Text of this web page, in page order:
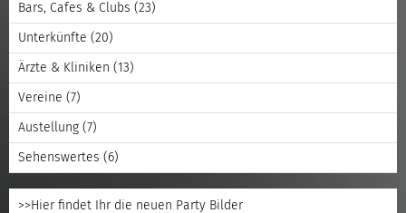
Bars, Cafes & Clubs (23)
Unterkünfte (20)
Ärzte & Kliniken (13)
Vereine (7)
Austellung (7)
Sehenswertes (6)
>>Hier findet Ihr die neuen Party Bilder